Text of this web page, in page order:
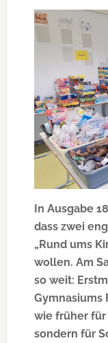
In Ausgabe
dass zwei
„Rund ums
wollen. Am
so weit:
Gymnasiums
wie früher für
sondern für